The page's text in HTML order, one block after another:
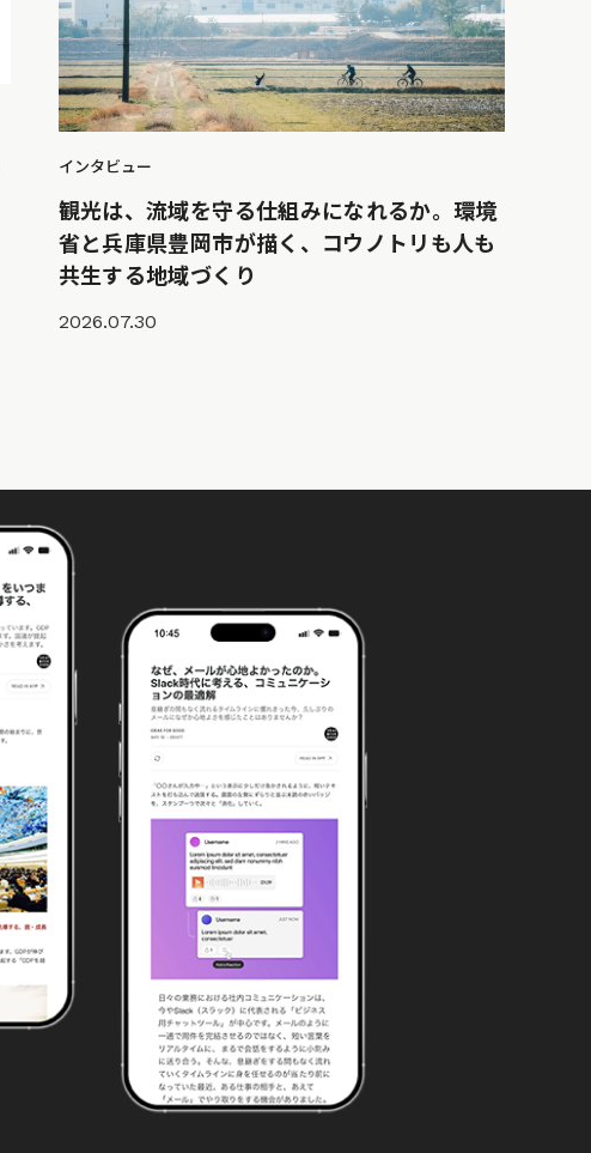
インタビュー
観光は、流域を守る仕組みになれるか。環境
省と兵庫県豊岡市が描く、コウノトリも人も
共生する地域づくり
2026.07.30